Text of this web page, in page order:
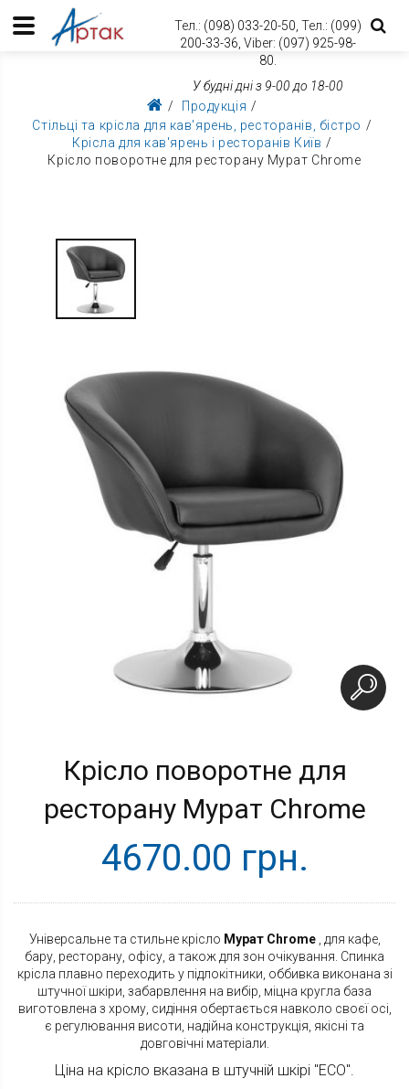
Тел.: (098) 033-20-50, Тел.: (099)
200-33-36, Viber: (097) 925-98-
80.
У будні дні з 9-00 до 18-00
Продукція
Стільці та крісла для кав'ярень, ресторанів, бістро
Крісла для кав'ярень і ресторанів Київ
Крісло поворотне для ресторану Мурат Chrome
Крісло поворотне для
ресторану Мурат Chrome
4670.00 грн.
Універсальне та стильне крісло Мурат Chrome, для кафе,
бару, ресторану, офісу, а також для зон очікування. Cпинка
крісла плавно переходить у підлокітники, оббивка виконана зі
штучної шкіри, забарвлення на вибір, міцна кругла база
виготовлена з хрому, сидіння обертається навколо своєї осі,
є регулювання висоти, надійна конструкція, якісні та
довговічні матеріали.
Ціна на крісло вказана в штучній шкірі "ЕСО".